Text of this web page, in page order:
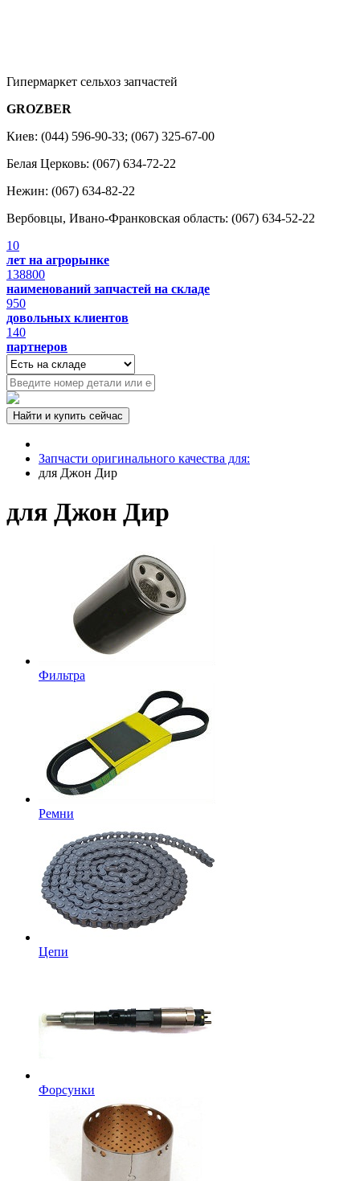
Гипермаркет сельхоз запчастей
GROZBER
Киев: (044) 596-90-33; (067) 325-67-00
Белая Церковь: (067) 634-72-22
Нежин: (067) 634-82-22
Вербовцы, Ивано-Франковская область: (067) 634-52-22
10
лет на агрорынке
138800
наименований запчастей на складе
950
довольных клиентов
140
партнеров
Запчасти оригинального качества для:
для Джон Дир
для Джон Дир
Фильтра
Ремни
Цепи
Форсунки